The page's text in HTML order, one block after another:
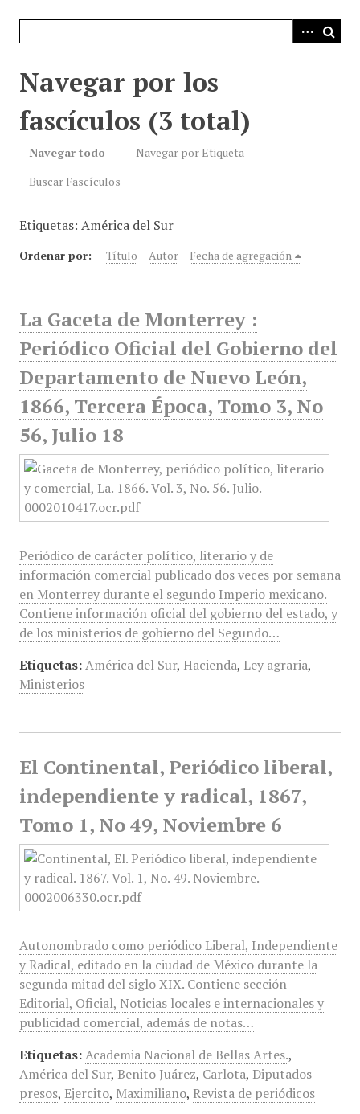
Navegar por los
fascículos (3 total)
Navegar todo
Navegar por Etiqueta
Buscar Fascículos
Etiquetas: América del Sur
Ordenar por: Título Autor Fecha de agregación
La Gaceta de Monterrey :
Periódico Oficial del Gobierno del
Departamento de Nuevo León,
1866, Tercera Época, Tomo 3, No
56, Julio 18
Periódico de carácter político, literario y de
información comercial publicado dos veces por semana
en Monterrey durante el segundo Imperio mexicano.
Contiene información oficial del gobierno del estado, y
de los ministerios de gobierno del Segundo…
Etiquetas: América del Sur, Hacienda, Ley agraria,
Ministerios
El Continental, Periódico liberal,
independiente y radical, 1867,
Tomo 1, No 49, Noviembre 6
Autonombrado como periódico Liberal, Independiente
y Radical, editado en la ciudad de México durante la
segunda mitad del siglo XIX. Contiene sección
Editorial, Oficial, Noticias locales e internacionales y
publicidad comercial, además de notas…
Etiquetas: Academia Nacional de Bellas Artes.,
América del Sur, Benito Juárez, Carlota, Diputados
presos, Ejercito, Maximiliano, Revista de periódicos